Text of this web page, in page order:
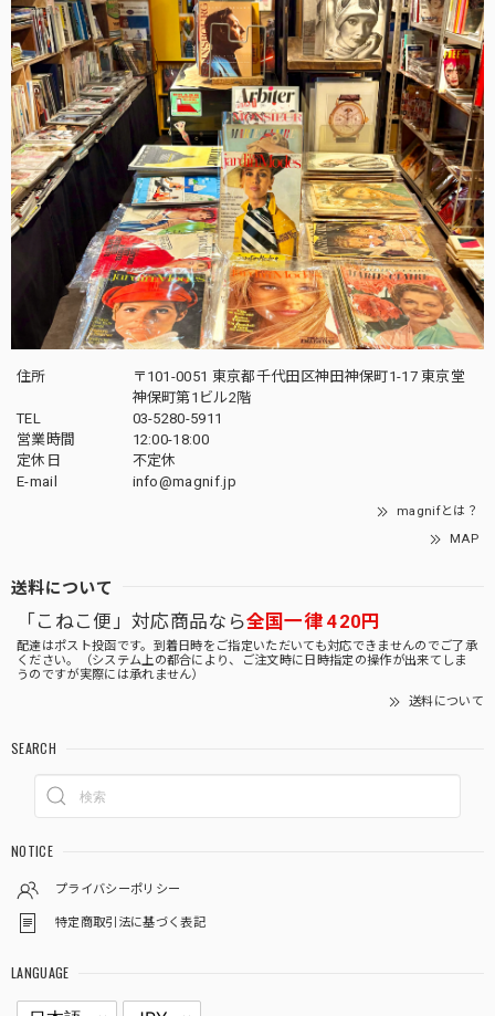
住所
〒101-0051 東京都千代田区神田神保町1-17 東京堂
神保町第1ビル2階
TEL
03-5280-5911
営業時間
12:00-18:00
定休日
不定休
E-mail
info@magnif.jp
magnifとは？
MAP
送料について
「こねこ便」対応商品なら全国一律 420円
配達はポスト投函です。到着日時をご指定いただいても対応できませんのでご了承
ください。（システム上の都合により、ご注文時に日時指定の操作が出来てしま
うのですが実際には承れません）
送料について
SEARCH
NOTICE
プライバシーポリシー
特定商取引法に基づく表記
LANGUAGE